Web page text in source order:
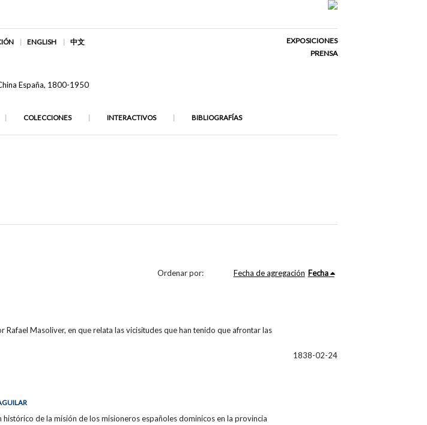
ENGLISH 中文
EXPOSICIONES
PRENSA
COLECCIONES INTERACTIVOS BIBLIOGRAFÍAS
Ordenar por: Fecha de agregación Fecha
Masoliver, en que relata las vicisitudes que han tenido que afrontar las
1838-02-24
de la misión de los misioneros españoles dominicos en la provincia